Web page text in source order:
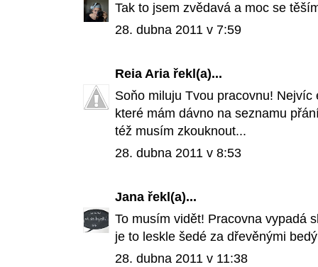
Tak to jsem zvědavá a moc se
28. dubna 2011 v 7:59
Reia Aria řekl(a)...
Soňo miluju Tvou pracovnu!
které mám dávno na seznamu
též musím zkouknout...
28. dubna 2011 v 8:53
Jana řekl(a)...
To musím vidět! Pracovna vypadá
je to leskle šedé za dřevěnými
28. dubna 2011 v 11:38